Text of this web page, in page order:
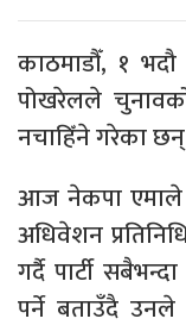
काठमाडौँ, १
पोखरेलले
नचाहिँने गरेका छन्
आज नेकपा एमाले
अधिवेशन
गर्दै पार्टी
पर्ने बताउँदै उनले